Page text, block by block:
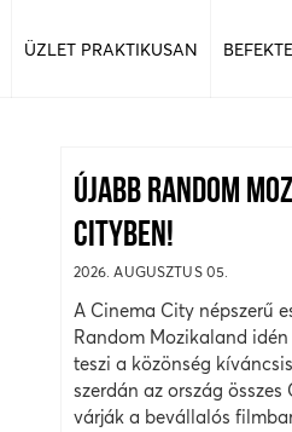
ÜZLET PRAKTIKUSAN
ÚJABB RANDOM
CITYBEN!
2026. AUGUSZTUS 05.
A Cinema City népszerű
Random Mozikaland
teszi a közönség
szerdán az ország
várják a bevállalós